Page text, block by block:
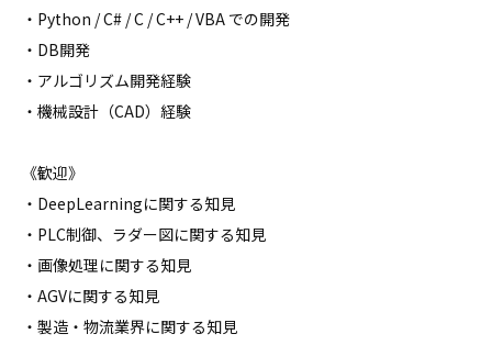
・Python / C# / C / C++ / VBA での開発
・DB開発
・アルゴリズム開発経験
・機械設計（CAD）経験
《歓迎》
・DeepLearningに関する知見
・PLC制御、ラダー図に関する知見
・画像処理に関する知見
・AGVに関する知見
・製造・物流業界に関する知見